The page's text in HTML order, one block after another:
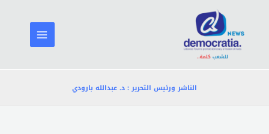
المحتوى
الناشر ورئيس التحرير : د. عبدالله بارودي